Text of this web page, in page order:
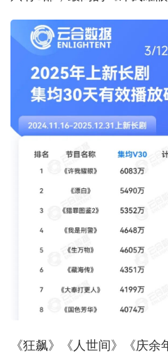
《狂飙》《人世间》《庆余